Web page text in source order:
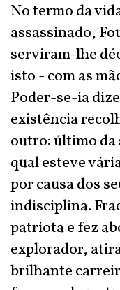
No termo da
assassinado,
serviram-lhe
isto - com as
Poder-se-ia
existência
outro: último da
qual esteve
por causa dos
indisciplina.
patriota e fez
explorador,
brilhante